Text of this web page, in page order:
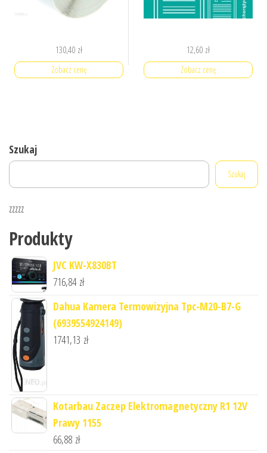
130,40 zł
Zobacz cenę
12,60 zł
Zobacz cenę
Szukaj
Szukaj
zzzzz
Produkty
JVC KW-X830BT
716,84 zł
Dahua Kamera Termowizyjna Tpc-M20-B7-G
(6939554924149)
1741,13 zł
Kotarbau Zaczep Elektromagnetyczny R1 12V
Prawy 1155
66,88 zł